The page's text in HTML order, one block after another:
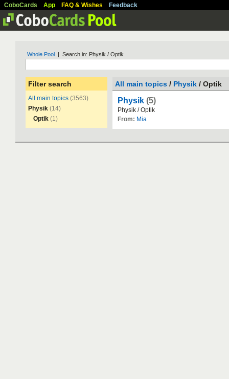
CoboCards App FAQ & Wishes Feedback
Whole Pool | Search in: Physik / Optik
Filter search
All main topics (3563)
Physik (14)
Optik (1)
All main topics / Physik / Optik
Physik (5)
Physik /Optik
From: Mia